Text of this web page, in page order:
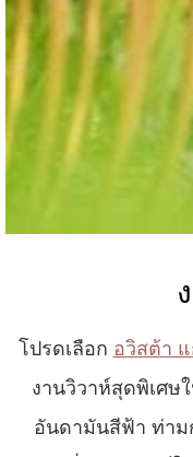
โปรดเลือกอวิสต้า
งานวิวาห์สุดพิเศษ
อันดามันสีฟ้า ท่าม